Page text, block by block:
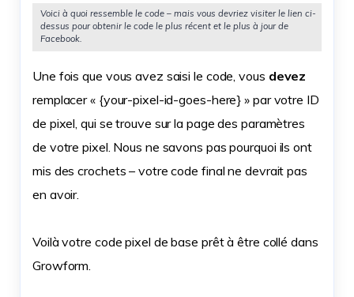
Voici à quoi ressemble le code – mais vous devriez visiter le lien ci-
dessus pour obtenir le code le plus récent et le plus à jour de
Facebook.
Une fois que vous avez saisi le code, vous devez
remplacer « {your-pixel-id-goes-here} » par votre ID
de pixel, qui se trouve sur la page des paramètres
de votre pixel. Nous ne savons pas pourquoi ils ont
mis des crochets – votre code final ne devrait pas
en avoir.
Voilà votre code pixel de base prêt à être collé dans
Growform.